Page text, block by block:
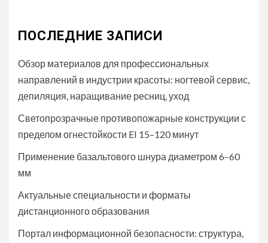
ПОСЛЕДНИЕ ЗАПИСИ
Обзор материалов для профессиональных
направлений в индустрии красоты: ногтевой сервис,
депиляция, наращивание ресниц, уход
Светопрозрачные противопожарные конструкции с
пределом огнестойкости EI 15–120 минут
Применение базальтового шнура диаметром 6–60
мм
Актуальные специальности и форматы
дистанционного образования
Портал информационной безопасности: структура,